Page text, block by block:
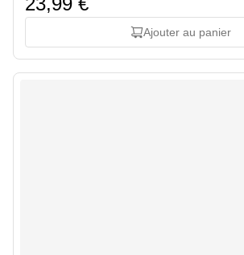
Ajouter au panier